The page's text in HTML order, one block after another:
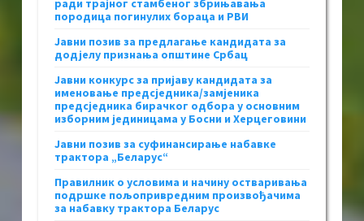
породица погинулих бораца и РВИ
Јавни позив за предлагање кандидата за
додјелу признања општине Србац
Јавни конкурс за пријаву кандидата за
именовање предсједника/замјеника
предсједника бирачког одбора у основним
изборним јединицама у Босни и Херцеговини
Јавни позив за суфинансирање набавке
трактора „Беларус“
Правилник о условима и начину остваривања
подршке пољопривредним произвођачима
за набавку трактора Беларус